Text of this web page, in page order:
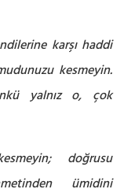
karşı haddi
kesmeyin.
yalnız o, çok
doğrusu
ümidini